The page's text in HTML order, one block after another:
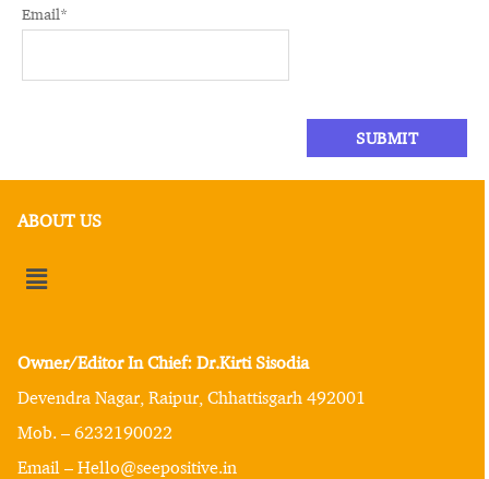
Email*
ABOUT US
Owner/Editor In Chief: Dr.Kirti Sisodia
Devendra Nagar, Raipur, Chhattisgarh 492001
Mob. – 6232190022
Email – Hello@seepositive.in